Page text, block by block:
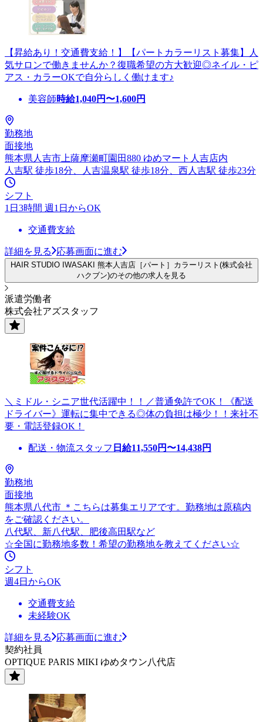
【昇給あり！交通費支給！】【パートカラーリスト募集】人
気サロンで働きませんか？復職希望の方大歓迎◎ネイル・ピ
アス・カラーOKで自分らしく働けます♪
美容師時給1,040円〜1,600円
勤務地
面接地
熊本県人吉市上薩摩瀬町園田880 ゆめマート人吉店内
人吉駅 徒歩18分、人吉温泉駅 徒歩18分、西人吉駅 徒歩23分
シフト
1日3時間 週1日からOK
交通費支給
詳細を見る 応募画面に進む
HAIR STUDIO IWASAKI 熊本人吉店［パート］カラーリスト(株式会社
ハクブン)のその他の求人を見る
派遣労働者
株式会社アズスタッフ
＼ミドル・シニア世代活躍中！！／普通免許でOK！《配送
ドライバー》運転に集中できる◎体の負担は極少！！来社不
要・電話登録OK！
配送・物流スタッフ 日給11,550円〜14,438円
勤務地
面接地
熊本県八代市 ＊こちらは募集エリアです。勤務地は原稿内
をご確認ください。
八代駅、新八代駅、肥後高田駅など
☆全国に勤務地多数！希望の勤務地を教えてください☆
シフト
週4日からOK
交通費支給
未経験OK
詳細を見る
応募画面に進む
契約社員
OPTIQUE PARIS MIKI ゆめタウン八代店